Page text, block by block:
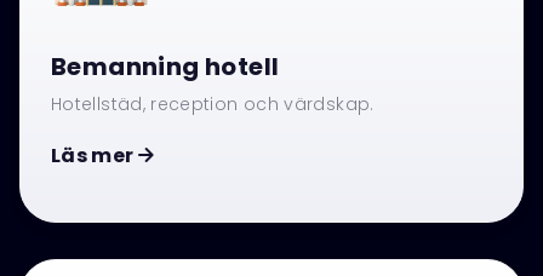
Bemanning hotell
Hotellstäd, reception och värdskap.
Läs mer 